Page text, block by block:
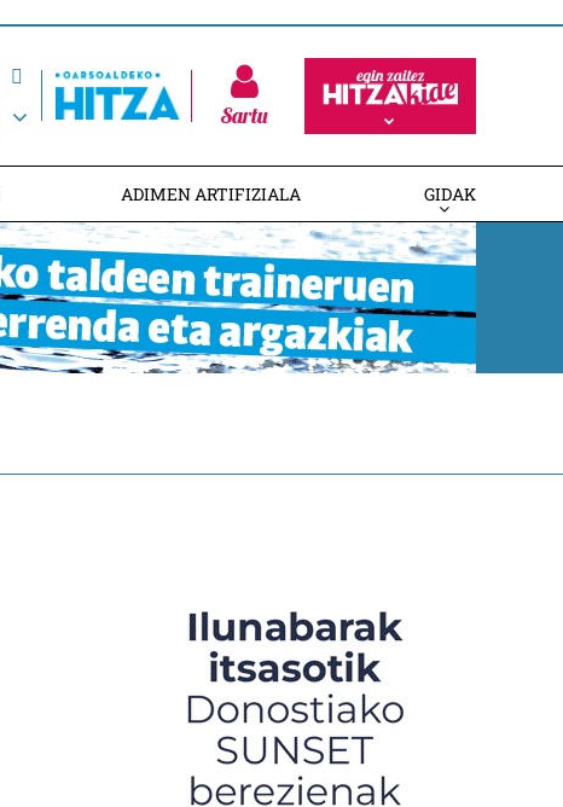
Sartu
ADIMEN ARTIFIZIALA GIDAK